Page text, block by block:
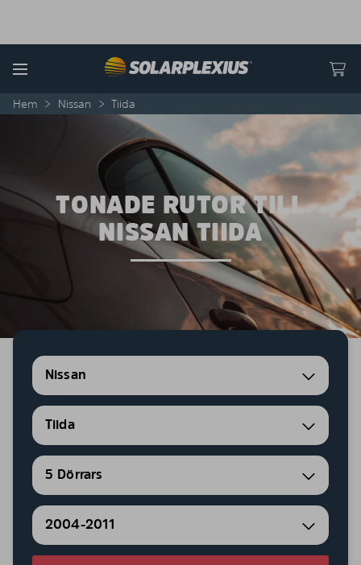
Menu
Hem > Nissan > Tiida
TONADE RUTOR TILL
NISSAN TIIDA
Nissan
Tiida
5 Dörrars
2004-2011